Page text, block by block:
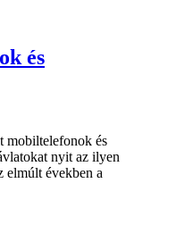
és
mobiltelefonok és
nyit az ilyen
elmúlt években a